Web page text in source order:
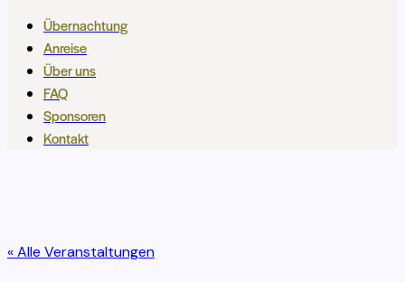
Übernachtung
Anreise
Über uns
FAQ
Sponsoren
Kontakt
« Alle Veranstaltungen